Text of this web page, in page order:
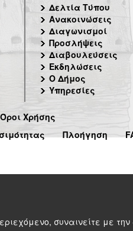
Δελτία Τύπου
Ανακοινώσεις
Διαγωνισμοί
Προσλήψεις
Διαβουλεύσεις
Εκδηλώσεις
Ο Δήμος
Υπηρεσίες
Όροι Χρήσης
Πλοήγηση
συναινείτε με